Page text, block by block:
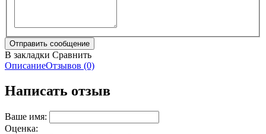
В закладки Сравнить
ОписаниеОтзывов (0)
Написать отзыв
Ваше имя:
Оценка: